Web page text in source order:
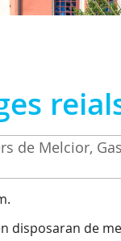
de Melcior,
disposaran de